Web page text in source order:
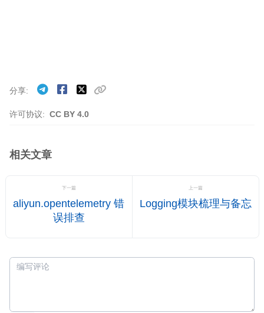
许可协议: CC BY 4.0
分享
相关文章
下一篇
aliyun.opentelemetry 错
误排查
上一篇
Logging模块梳理与备忘